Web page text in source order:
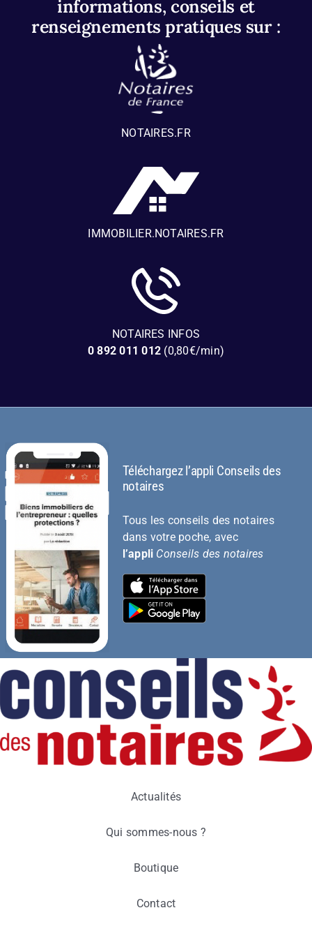
informations, conseils et
renseignements pratiques sur :
NOTAIRES.FR
IMMOBILIER.NOTAIRES.FR
NOTAIRES INFOS
0 892 011 012 (0,80€/min)
Téléchargez l’appli Conseils des
notaires
Tous les conseils des notaires
dans votre poche, avec
l’appli Conseils des notaires
Actualités
Qui sommes-nous ?
Boutique
Contact